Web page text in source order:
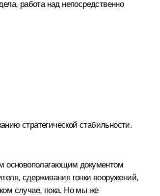
работа над непосредственно
стратегической стабильности.
основополагающим документом
сдерживания гонки вооружений,
случае, пока. Но мы же